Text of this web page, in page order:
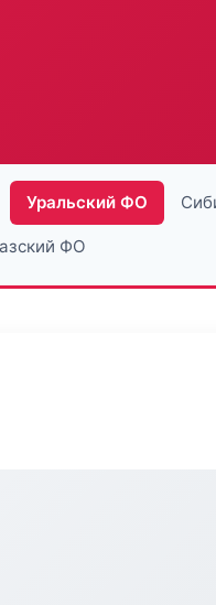
Уральский ФО
ФО